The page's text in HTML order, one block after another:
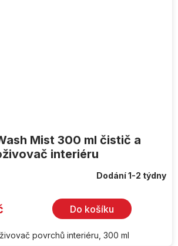
Mist 300 ml čistič a
interiéru
Dodání 1-2 týdny
Do košíku
povrchů interiéru, 300 ml